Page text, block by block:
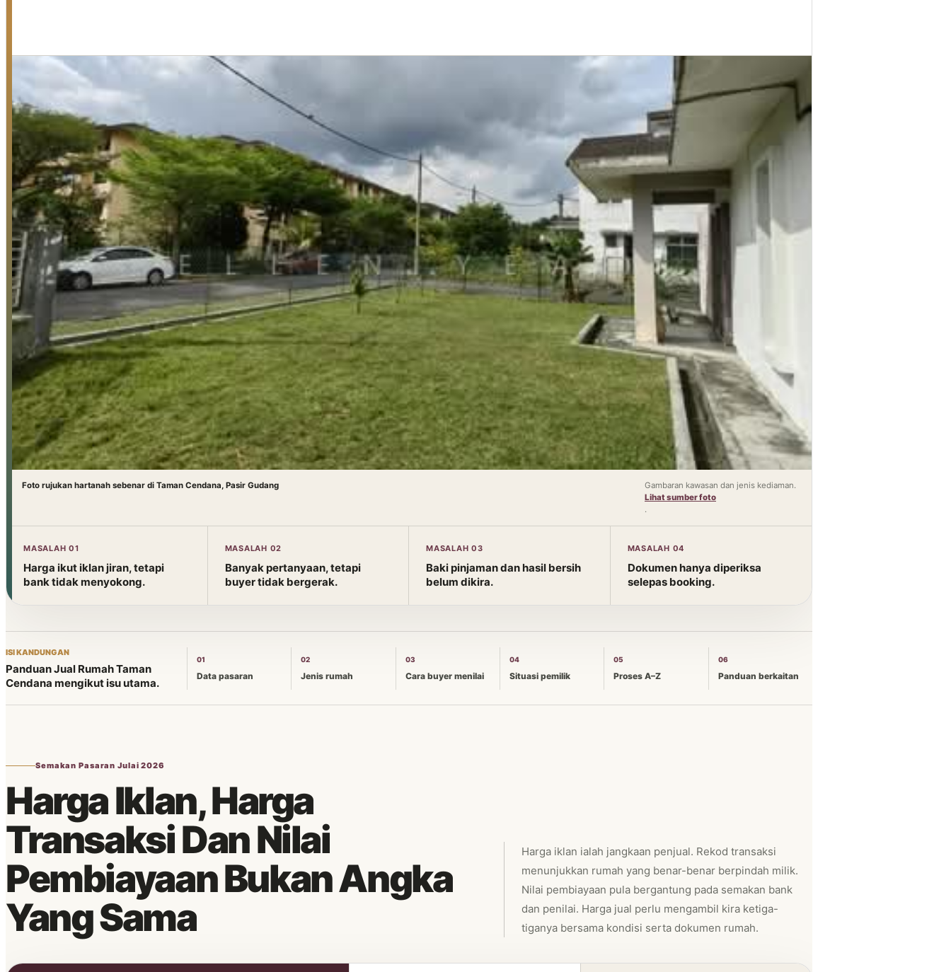
Foto rujukan hartanah sebenar di Taman Cendana, Pasir Gudang
Gambaran kawasan dan jenis kediaman.
Lihat sumber foto
.
MASALAH 01
Harga ikut iklan jiran, tetapi
bank tidak menyokong.
MASALAH 02
Banyak pertanyaan, tetapi
buyer tidak bergerak.
MASALAH 03
Baki pinjaman dan hasil bersih
belum dikira.
MASALAH 04
Dokumen hanya diperiksa
selepas booking.
ISI KANDUNGAN
Panduan Jual Rumah Taman
Cendana mengikut isu utama.
01
Data pasaran
02
Jenis rumah
03
Cara buyer menilai
04
Situasi pemilik
05
Proses A–Z
06
Panduan berkaitan
Semakan Pasaran Julai 2026
Harga Iklan, Harga
Transaksi Dan Nilai
Pembiayaan Bukan Angka
Yang Sama
Harga iklan ialah jangkaan penjual. Rekod transaksi
menunjukkan rumah yang benar-benar berpindah milik.
Nilai pembiayaan pula bergantung pada semakan bank
dan penilai. Harga jual perlu mengambil kira ketiga-
tiganya bersama kondisi serta dokumen rumah.